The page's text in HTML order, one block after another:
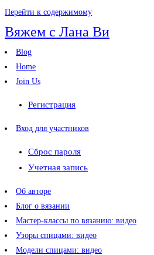
Перейти к содержимому
Вяжем с Лана Ви
Blog
Home
Join Us
Регистрация
Вход для участников
Сброс пароля
Учетная запись
Об авторе
Блог о вязании
Мастер-классы по вязанию: видео
Узоры спицами: видео
Модели спицами: видео